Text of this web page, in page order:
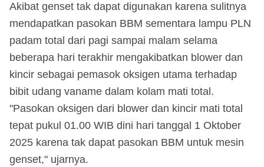
Akibat genset tak dapat digunakan karena sulitnya
mendapatkan pasokan BBM sementara lampu PLN
padam total dari pagi sampai malam selama
beberapa hari terakhir mengakibatkan blower dan
kincir sebagai pemasok oksigen utama terhadap
bibit udang vaname dalam kolam mati total.
"Pasokan oksigen dari blower dan kincir mati total
tepat pukul 01.00 WIB dini hari tanggal 1 Oktober
2025 karena tak dapat pasokan BBM untuk mesin
genset," ujarnya.